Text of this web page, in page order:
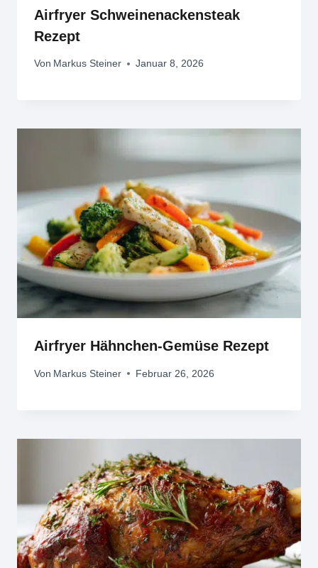
Airfryer Schweinenackensteak
Rezept
Von Markus Steiner Januar 8, 2026
Airfryer Hähnchen-Gemüse Rezept
Von Markus Steiner Februar 26, 2026